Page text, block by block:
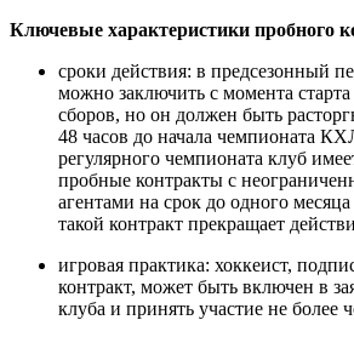
Ключевые характеристики пробного
сроки действия: в предсезонный
можно заключить с момента
сборов, но он должен быть
48 часов до начала чемпионата
регулярного чемпионата клуб
пробные контракты с
агентами на срок до одного
такой контракт прекращает
игровая практика: хоккеист,
контракт, может быть включен в
клуба и принять участие не более